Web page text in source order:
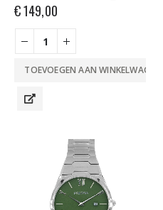
€149,00
TOEVOEGEN AAN WINKELWAGEN